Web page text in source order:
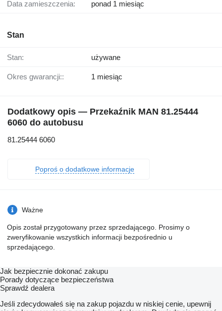
Data zamieszczenia: ponad 1 miesiąc
Stan
Stan: używane
Okres gwarancji:: 1 miesiąc
Dodatkowy opis — Przekaźnik MAN 81.25444
6060 do autobusu
81.25444 6060
Poproś o dodatkowe informacje
Ważne
Opis został przygotowany przez sprzedającego. Prosimy o
zweryfikowanie wszystkich informacji bezpośrednio u
sprzedającego.
Jak bezpiecznie dokonać zakupu
Porady dotyczące bezpieczeństwa
Sprawdź dealera
Jeśli zdecydowałeś się na zakup pojazdu w niskiej cenie, upewnij